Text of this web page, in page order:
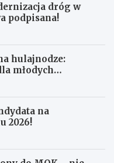
dróg w
podpisana!
hulajnodze:
młodych
na
2026!